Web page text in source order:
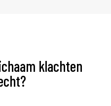
klachten